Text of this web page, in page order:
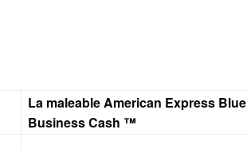
La maleable American Express Blue
Business Cash ™